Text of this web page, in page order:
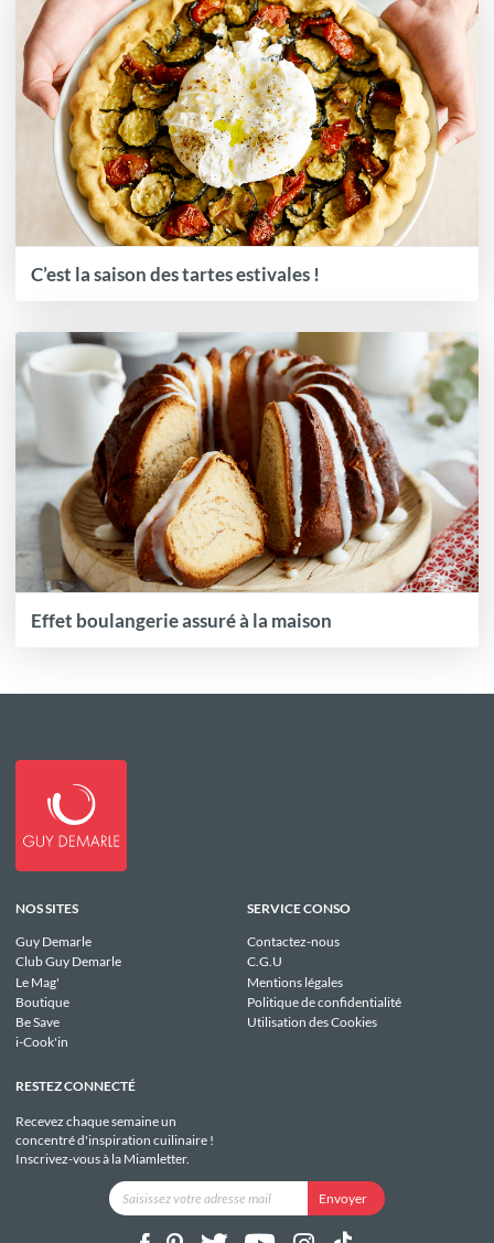
C’est la saison des tartes estivales !
Effet boulangerie assuré à la maison
NOS SITES
Guy Demarle
Club Guy Demarle
Le Mag'
Boutique
Be Save
i-Cook'in
SERVICE CONSO
Contactez-nous
C.G.U
Mentions légales
Politique de confidentialité
Utilisation des Cookies
RESTEZ CONNECTÉ
Recevez chaque semaine un
concentré d'inspiration cuilinaire !
Inscrivez-vous à la Miamletter.